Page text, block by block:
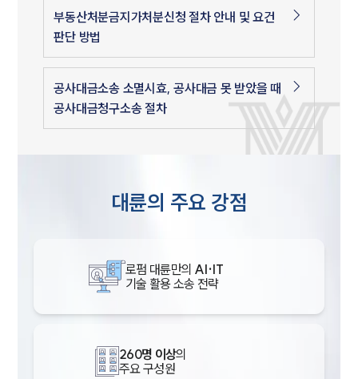
부동산처분금지가처분신청 절차 안내 및 요건
판단 방법
공사대금소송 소멸시효, 공사대금 못 받았을 때
공사대금청구소송 절차
대륜의 주요 강점
로펌 대륜만의 AI·IT
기술 활용 소송 전략
260명 이상의
주요 구성원